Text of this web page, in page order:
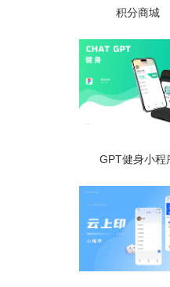
积分商城
GPT健身小程